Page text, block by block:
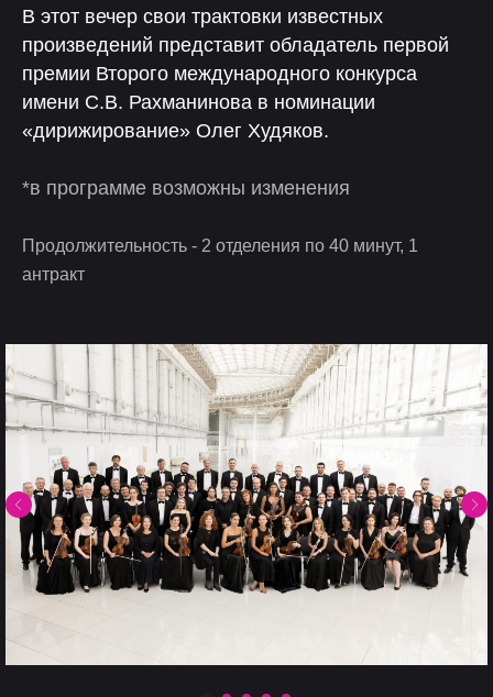
В этот вечер свои трактовки известных
произведений представит обладатель первой
премии Второго международного конкурса
имени С.В. Рахманинова в номинации
«дирижирование» Олег Худяков.
*в программе возможны изменения
Продолжительность - 2 отделения по 40 минут, 1
антракт